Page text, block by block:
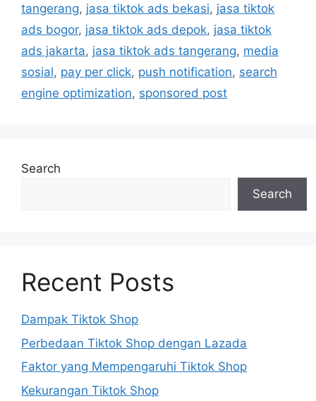
tangerang, jasa tiktok ads bekasi, jasa tiktok
ads bogor, jasa tiktok ads depok, jasa tiktok
ads jakarta, jasa tiktok ads tangerang, media
sosial, pay per click, push notification, search
engine optimization, sponsored post
Search
Search
Recent Posts
Dampak Tiktok Shop
Perbedaan Tiktok Shop dengan Lazada
Faktor yang Mempengaruhi Tiktok Shop
Kekurangan Tiktok Shop